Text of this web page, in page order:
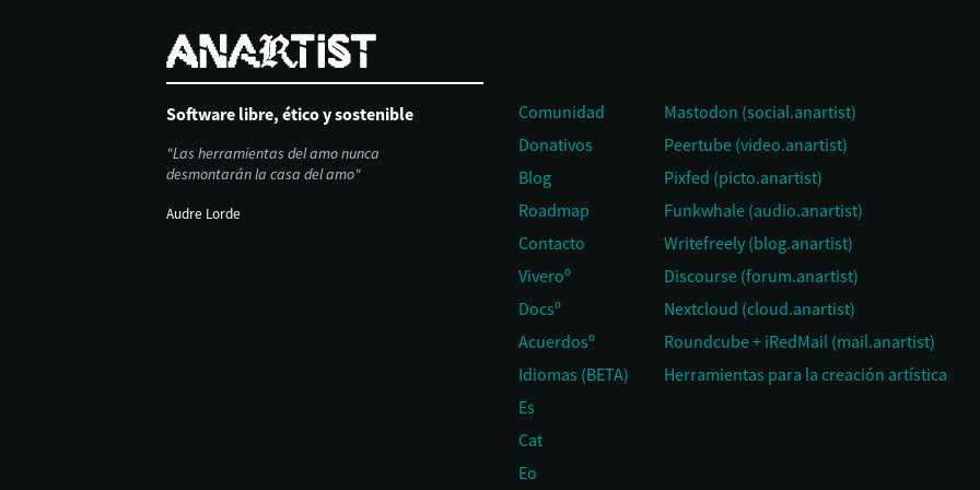
Software libre, ético y sostenible
"Las herramientas del amo nunca
desmontarán la casa del amo"
Audre Lorde
Comunidad
Donativos
Blog
Roadmap
Contacto
Viveroº
Docsº
Acuerdosº
Idiomas (BETA)
Es
Cat
Eo
Mastodon (social.anartist)
Peertube (video.anartist)
Pixfed (picto.anartist)
Funkwhale (audio.anartist)
Writefreely (blog.anartist)
Discourse (forum.anartist)
Nextcloud (cloud.anartist)
Roundcube + iRedMail (mail.anartist)
Herramientas para la creación artística